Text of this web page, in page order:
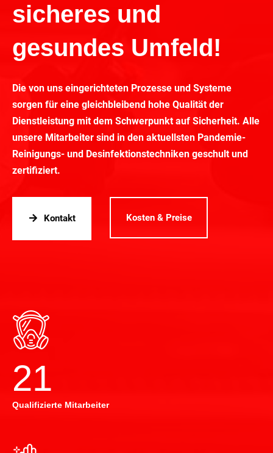
sicheres und
gesundes Umfeld!
Die von uns eingerichteten Prozesse und Systeme
sorgen für eine gleichbleibend hohe Qualität der
Dienstleistung mit dem Schwerpunkt auf Sicherheit. Alle
unsere Mitarbeiter sind in den aktuellsten Pandemie-
Reinigungs- und Desinfektionstechniken geschult und
zertifiziert.
Kontakt Kosten & Preise
22
Qualifizierte Mitarbeiter